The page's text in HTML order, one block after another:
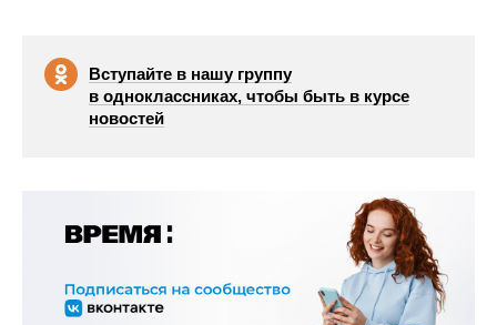
Вступайте в нашу группу
в одноклассниках, чтобы быть в курсе
новостей